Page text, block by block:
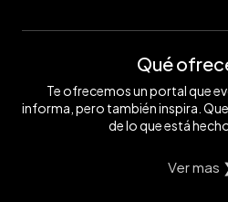
Qué
Te ofrecemos un portal que
informa, pero también inspira.
de lo que está
Ver mas